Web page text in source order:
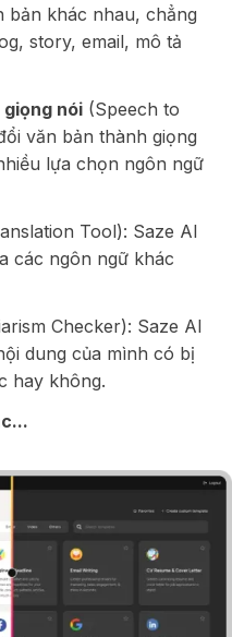
bản khác nhau, chẳng
story, email, mô tả
nói (Speech to
văn bản thành giọng
lựa chọn ngôn ngữ
Tool): Saze AI
các ngôn ngữ khác
Checker): Saze AI
dung của mình có bị
hay không.